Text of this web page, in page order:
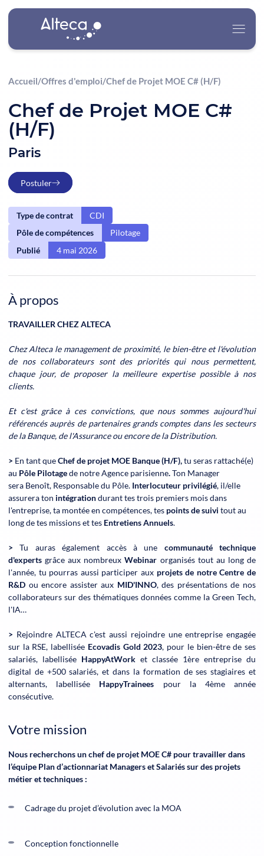
Nos Services
Nos Secteurs d’Activité
Carrière
Actualités
Accueil/Offres d'emploi/Chef de Projet MOE C# (H/F)
Chef de Projet MOE C#
(H/F)
Paris
Postuler
Type de contrat
CDI
Pôle de compétences
Pilotage
Publié
4 mai 2026
À propos
TRAVAILLER CHEZ ALTECA
Chez Alteca le management de proximité, le bien-être et l'évolution
de nos collaborateurs sont des priorités qui nous permettent,
chaque jour, de proposer la meilleure expertise possible à nos
clients.
Et c'est grâce à ces convictions, que nous sommes aujourd'hui
référencés auprès de partenaires grands comptes dans les secteurs
de la Banque, de l'Assurance ou encore de la Distribution.
> En tant queChef de projet MOE Banque (H/F),tu seras rattaché(e)
au Pôle Pilotagede notre Agence parisienne.Ton Manager
sera Benoît, Responsable du Pôle. Interlocuteur privilégié, il/elle
assurera ton intégrationdurant tes trois premiers mois dans
l'entreprise, ta montée en compétences, tes points de suivi tout au
long de tes missions et tes Entretiens Annuels.
>Tu auras également accès à une communauté technique
d'experts grâce aux nombreuxWebinar organisés tout au long de
l'année, tu pourras aussi participer aux projets de notre Centre de
R&D ou encore assister aux MID'INNO, des présentations de nos
collaborateurs sur des thématiques données comme la Green Tech,
l'IA…
> Rejoindre ALTECA c'est aussi rejoindre une entreprise engagée
sur la RSE, labellisée Ecovadis Gold 2023, pour le bien-être de ses
salariés, labellisée HappyAtWork et classée 1ère entreprise du
digital de +500 salariés, et dans la formation de ses stagiaires et
alternants, labellisée HappyTrainees pour la 4ème année
consécutive.
Votre mission
Nous recherchons un chef de projet MOE C# pour travailler dans
l’équipe Plan d’actionnariat Managers et Salariés sur des projets
métier et techniques :
Cadrage du projet d’évolution avec la MOA
Conception fonctionnelle